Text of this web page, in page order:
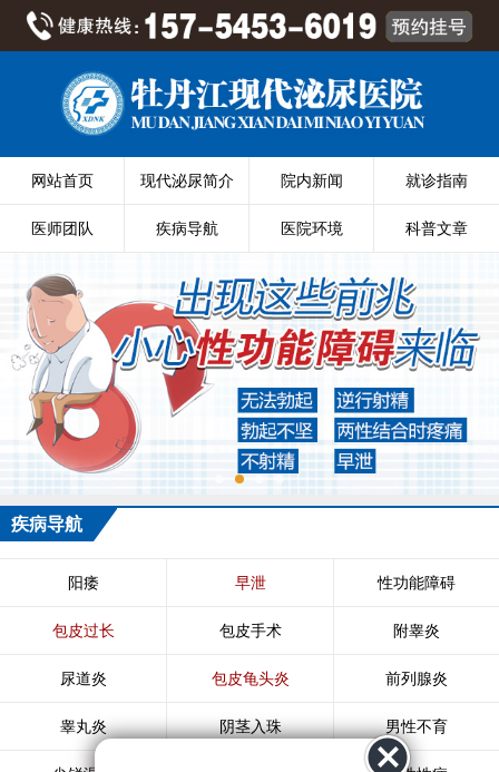
网站首页 现代泌尿简介 院内新闻 就诊指南
医师团队 疾病导航 医院环境 科普文章
疾病导航
阳痿 早泄 性功能障碍
包皮过长 包皮手术 附睾炎
尿道炎 包皮龟头炎 前列腺炎
睾丸炎 阴茎入珠 男性不育